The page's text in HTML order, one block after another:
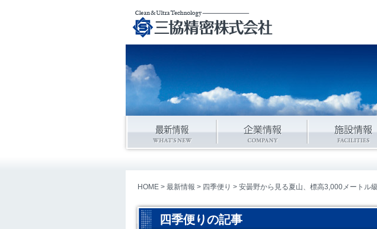
HOME > 最新情報 > 四季便り > 安曇野から見る夏山、標高3,000メートル
四季便りの記事